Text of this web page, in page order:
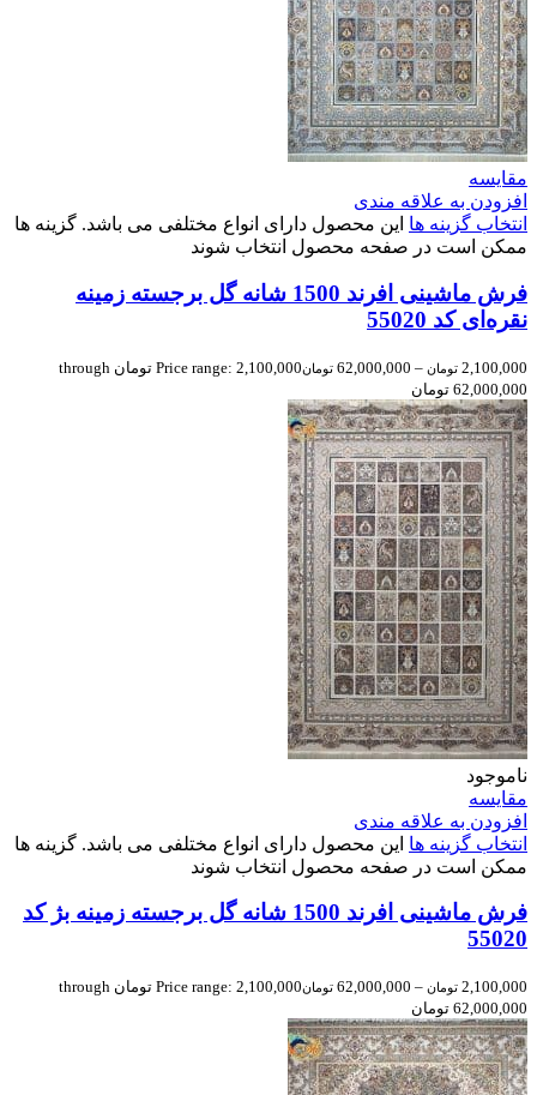
مقایسه
افزودن به علاقه مندی
انتخاب گزینه ها این محصول دارای انواع مختلفی می باشد. گزینه ها
ممکن است در صفحه محصول انتخاب شوند
فرش ماشینی افرند 1500 شانه گل برجسته زمینه
نقره‌ای کد 55020
2,100,000 تومان –
62,000,000 تومان
Price range: 2,100,000 تومان through
62,000,000 تومان
ناموجود
مقایسه
افزودن به علاقه مندی
انتخاب گزینه ها این محصول دارای انواع مختلفی می باشد. گزینه ها
ممکن است در صفحه محصول انتخاب شوند
فرش ماشینی افرند 1500 شانه گل برجسته زمینه بژ کد
55020
2,100,000 تومان –
62,000,000 تومان
Price range: 2,100,000 تومان through
62,000,000 تومان